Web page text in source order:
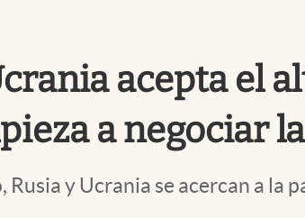
acepta el
a negociar
y Ucrania se acercan a la